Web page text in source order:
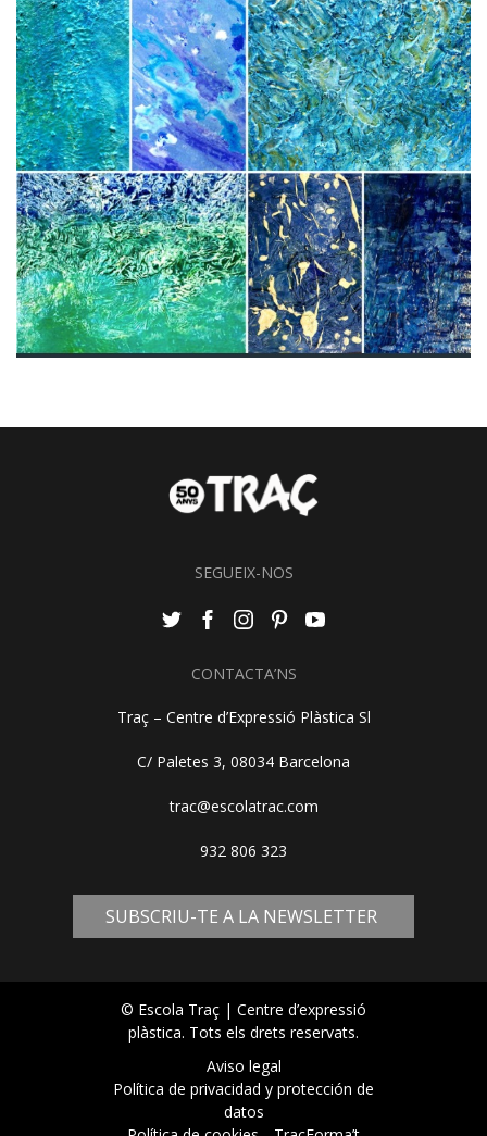
SEGUEIX-NOS
CONTACTA’NS
Traç – Centre d’Expressió Plàstica Sl
C/ Paletes 3, 08034 Barcelona
trac@escolatrac.com
932 806 323
SUBSCRIU-TE A LA NEWSLETTER
© Escola Traç | Centre d’expressió
plàstica. Tots els drets reservats.
Aviso legal
Política de privacidad y protección de
datos